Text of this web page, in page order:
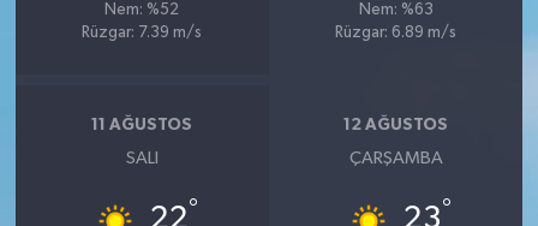
Nem: %52
Rüzgar: 7.39 m/s
Nem: %63
Rüzgar: 6.89 m/s
11 AĞUSTOS
SALI
22°
12 AĞUSTOS
ÇARŞAMBA
23°